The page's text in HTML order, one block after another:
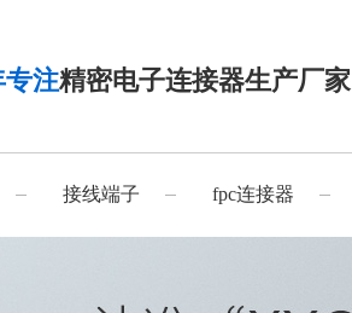
专注精密电子连接器生产厂家
接线端子 fpc连接器